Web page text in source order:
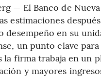
— El Banco de
estimaciones
desempeño en su
un punto clave
la firma trabaja en un
y mayores